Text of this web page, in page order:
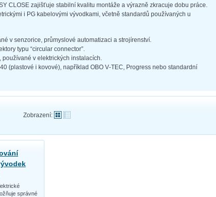
CLOSE zajišťuje stabilní kvalitu montáže a výrazně zkracuje dobu práce.
i PG kabelovými vývodkami, včetně standardů používaných u
v senzorice, průmyslové automatizaci a strojírenství.
typu “circular connector”.
používané v elektrických instalacích.
(plastové i kovové), například OBO V‑TEC, Progress nebo standardní
Zobrazení:
správné